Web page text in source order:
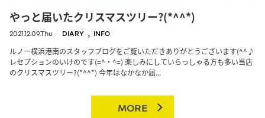
やっと届いたクリスマスツリー?(*^^*)
2021.12.09.Thu DIARY , INFO
ルノー横浜港南のスタッフブログをご覧いただきありがとうございます(^^♪
レセプションのいけのです(=^・^=) 楽しみにしていらっしゃる方も多い当店
のクリスマスツリー?(*^^*) 今年はなかなか届...
MORE